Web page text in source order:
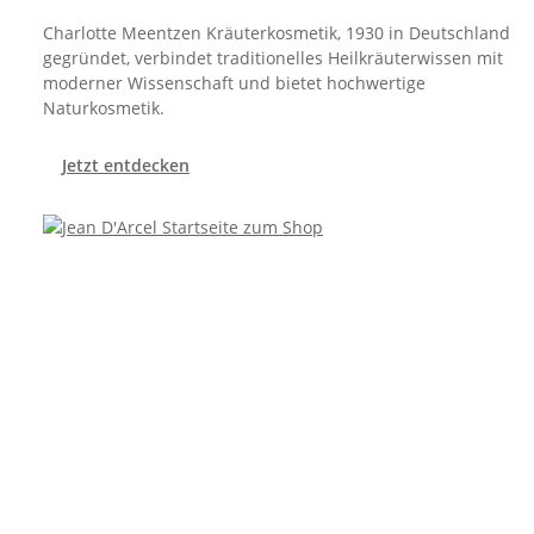
Charlotte Meentzen Kräuterkosmetik, 1930 in Deutschland
gegründet, verbindet traditionelles Heilkräuterwissen mit
moderner Wissenschaft und bietet hochwertige
Naturkosmetik.
Jetzt entdecken